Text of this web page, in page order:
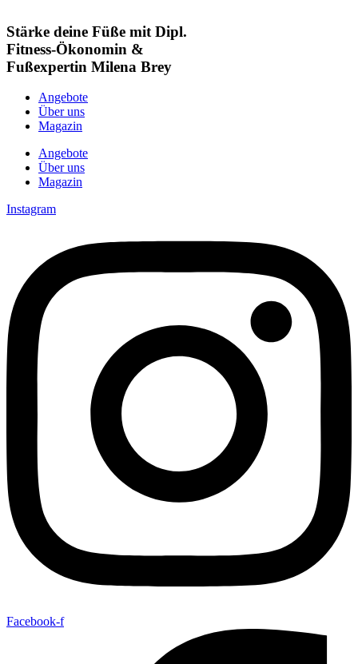
Stärke deine Füße mit Dipl.
Fitness-Ökonomin &
Fußexpertin Milena Brey
Angebote
Über uns
Magazin
Angebote
Über uns
Magazin
Instagram
Facebook-f